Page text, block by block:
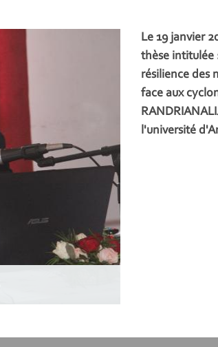
Le 19 janvier
thèse intitulée
résilience des
face aux
l'université